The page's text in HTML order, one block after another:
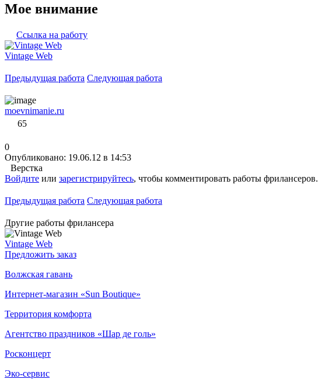
Мое внимание
Ссылка на работу
Vintage Web
Предыдущая работа Следующая работа
moevnimanie.ru
65
0
Опубликовано: 19.06.12 в 14:53
Верстка
Войдите или зарегистрируйтесь, чтобы комментировать работы фрилансеров.
Предыдущая работа Следующая работа
Другие работы фрилансера
Vintage Web
Предложить заказ
Волжская гавань
Интернет-магазин «Sun Boutique»
Территория комфорта
Агентство праздников «Шар де голь»
Росконцерт
Эко-сервис